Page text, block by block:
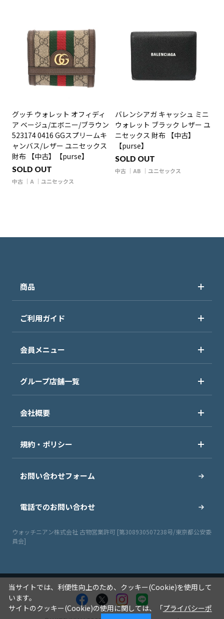
グッチ ウォレット オフィディ
ア ベージュ/エボニー/ブラウン
523174 0416 GGスプリームキ
ャンバス/レザー ユニセックス
財布 【中古】【purse】
SOLD OUT
中古 A ユニセックス
バレンシアガ キャッシュ ミニ
ウォレット ブラック レザー ユ
ニセックス 財布 【中古】
【purse】
SOLD OUT
中古 AB ユニセックス
商品
ご利用ガイド
会員メニュー
グループ店舗一覧
会社概要
規約・ポリシー
お問い合わせフォーム
電話でのお問い合わせ
ウォッチニアン株式会社 古物営業許可 [第308930507238号/東京都公安委
員会]
当サイトでは、利便性向上のため、クッキー(Cookie)を使用して
います。
サイトのクッキー(Cookie)の使用に関しては、「プライバシーポ